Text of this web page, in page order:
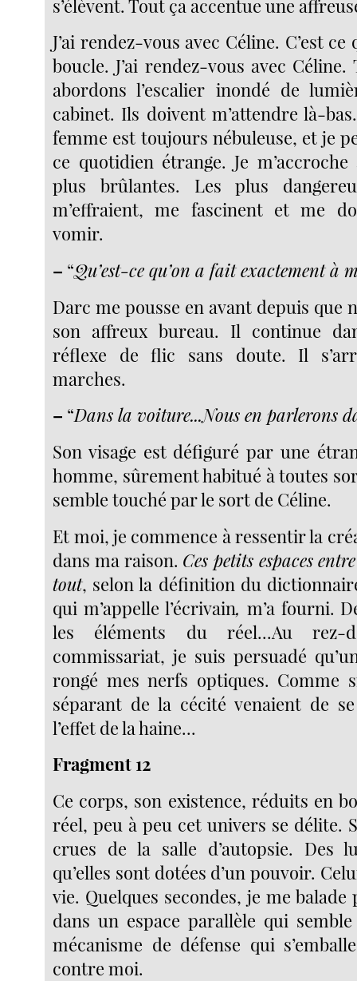
s’élèvent. Tout ça accentue une
J’ai rendez-vous avec Céline. C’est
boucle. J’ai rendez-vous avec
abordons l’escalier inondé de
cabinet. Ils doivent m’attendre là-
femme est toujours nébuleuse, et je
ce quotidien étrange. Je
plus brûlantes. Les plus
m’effraient, me fascinent et me
vomir.
– “Qu’est-ce qu’on a fait exactement à
Darc me pousse en avant depuis que
son affreux bureau. Il continue
réflexe de flic sans doute. Il
marches.
– “Dans la voiture...Nous en parlerons
Son visage est défiguré par une
homme, sûrement habitué à toutes
semble touché par le sort de Céline.
Et moi, je commence à ressentir la
dans ma raison. Ces petits espaces
tout, selon la définition du
qui m’appelle l’écrivain, m’a fourni.
les éléments du réel...Au rez-
commissariat, je suis persuadé
rongé mes nerfs optiques. Comme
séparant de la cécité venaient de
l’effet de la haine...
Fragment 12
Ce corps, son existence, réduits en
réel, peu à peu cet univers se délite.
crues de la salle d’autopsie. Des
qu’elles sont dotées d’un pouvoir.
vie. Quelques secondes, je me
dans un espace parallèle qui
mécanisme de défense qui
contre moi.